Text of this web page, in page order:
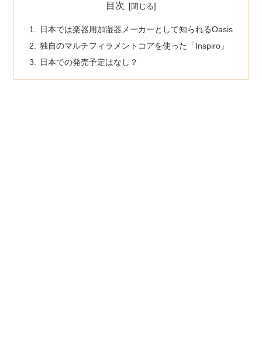
目次
日本では楽器用加湿器メーカーとして知られるOasis
独自のマルチフィラメントコアを使った「Inspiro」
日本での発売予定はなし？